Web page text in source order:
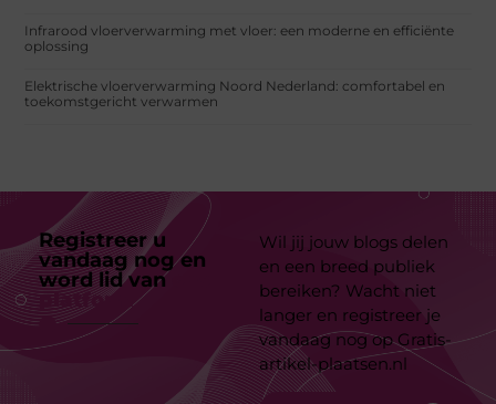
Infrarood vloerverwarming met vloer: een moderne en efficiënte
oplossing
Elektrische vloerverwarming Noord Nederland: comfortabel en
toekomstgericht verwarmen
Registreer u
vandaag nog en
word lid van
platform
Wil jij jouw blogs delen
en een breed publiek
bereiken? Wacht niet
langer en registreer je
vandaag nog op Gratis-
artikel-plaatsen.nl